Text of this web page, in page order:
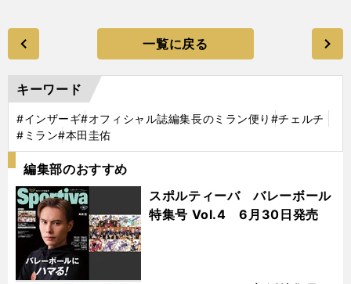
一覧に戻る
キーワード
#インザーギ#オフィシャル誌編集長のミラン便り #チェルチ
#ミラン#本田圭佑
編集部のおすすめ
スポルティーバ バレーボール
特集号 Vol.4 6月30日発売